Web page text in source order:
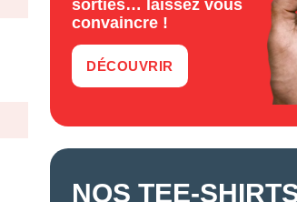
sorties… laissez vous
convaincre !
DÉCOUVRIR
NOS TEE-